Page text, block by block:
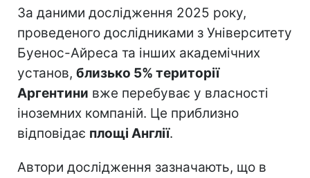
За даними дослідження 2025 року,
проведеного дослідниками з Університету
Буенос-Айреса та інших академічних
установ, близько 5% території
Аргентини вже перебуває у власності
іноземних компаній. Це приблизно
відповідає площі Англії.
Автори дослідження зазначають, що в